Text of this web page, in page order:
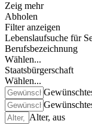
Zeig mehr
Abholen
Filter anzeigen
Lebenslaufsuche für
Berufsbezeichnung
Wählen...
Staatsbürgerschaft
Wählen...
Alter, aus